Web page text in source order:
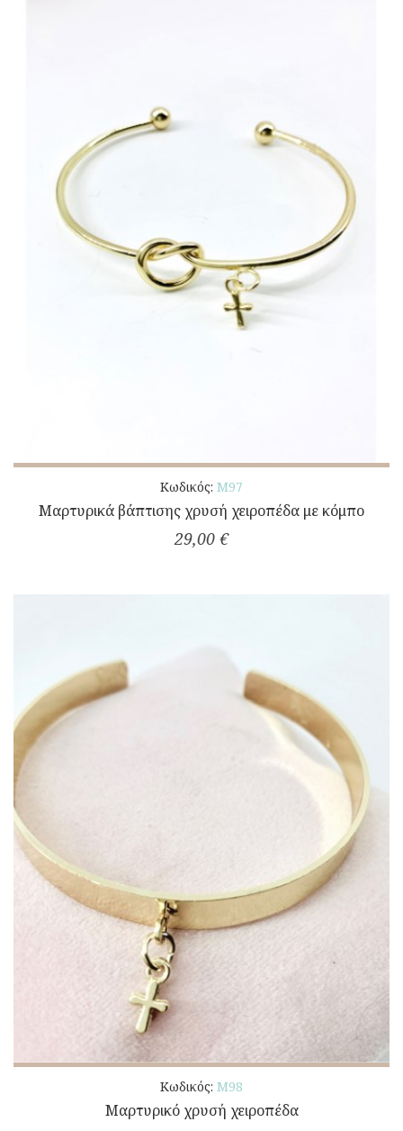
Κωδικός: Μ97
Μαρτυρικά βάπτισης χρυσή χειροπέδα με κόμπο
29,00 €
Κωδικός: Μ98
Μαρτυρικό χρυσή χειροπέδα